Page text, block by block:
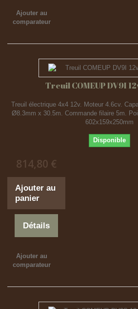
Ajouter au
comparateur
Treuil COMEUP DV9I
Treuil électrique 4x4 12v. Moteur 4.6cv.
Ø8.3mm x 30.5m. Commande filaire 5m.
602x159x250mm
Disponible
814,80 €
Ajouter au
panier
Détails
Ajouter au
comparateur